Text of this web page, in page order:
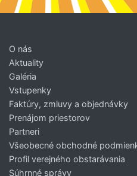
O nás
Aktuality
Galéria
Vstupenky
Faktúry, zmluvy a objednávky
Prenájom priestorov
Partneri
Všeobecné obchodné
Profil verejného obstarávania
Súhrnné správy